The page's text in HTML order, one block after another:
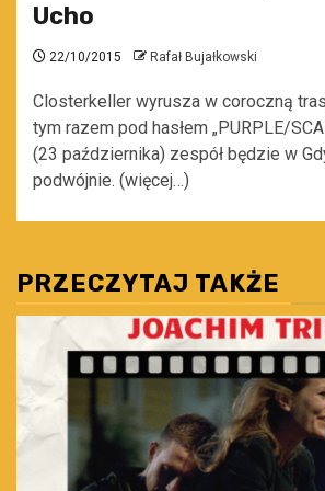
Ucho
22/10/2015 Rafał Bujałkowski
Closterkeller wyrusza w coroczną
tym razem pod hasłem „PURPLE/
(23 października) zespół będzie w
podwójnie. (więcej…)
PRZECZYTAJ TAKŻE